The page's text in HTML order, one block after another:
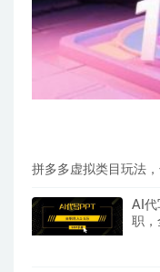
拼多多虚拟类目玩法
AI代
职，